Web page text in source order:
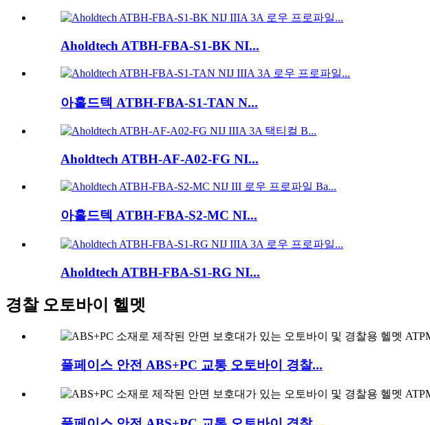
Aholdtech ATBH-FBA-S1-BK NI...
아홀드텍 ATBH-FBA-S1-TAN N...
Aholdtech ATBH-AF-A02-FG NI...
아홀드텍 ATBH-FBA-S2-MC NI...
Aholdtech ATBH-FBA-S1-RG NI...
경찰 오토바이 헬멧
풀페이스 안전 ABS+PC 교통 오토바이 경찰...